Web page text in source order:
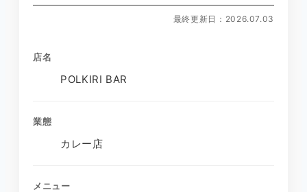
最終更新日：2026.07.03
店名
POLKIRI BAR
業態
カレー店
メニュー